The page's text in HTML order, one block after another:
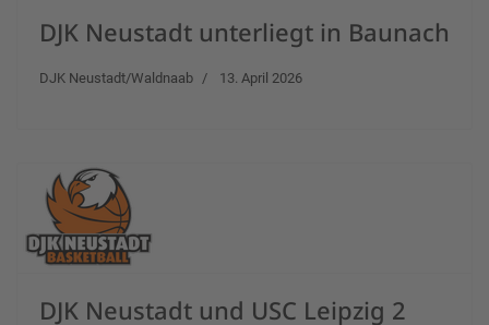
DJK Neustadt unterliegt in Baunach
DJK Neustadt/Waldnaab 13. April 2026
DJK Neustadt und USC Leipzig 2